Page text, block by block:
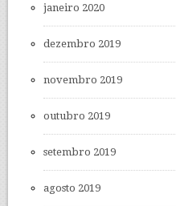
janeiro 2020
dezembro 2019
novembro 2019
outubro 2019
setembro 2019
agosto 2019